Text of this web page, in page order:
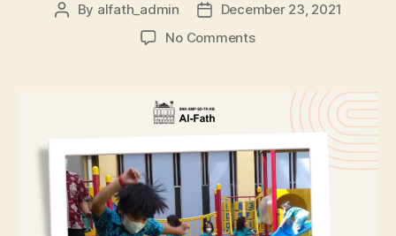
By alfath_admin
December 23, 2021
No Comments